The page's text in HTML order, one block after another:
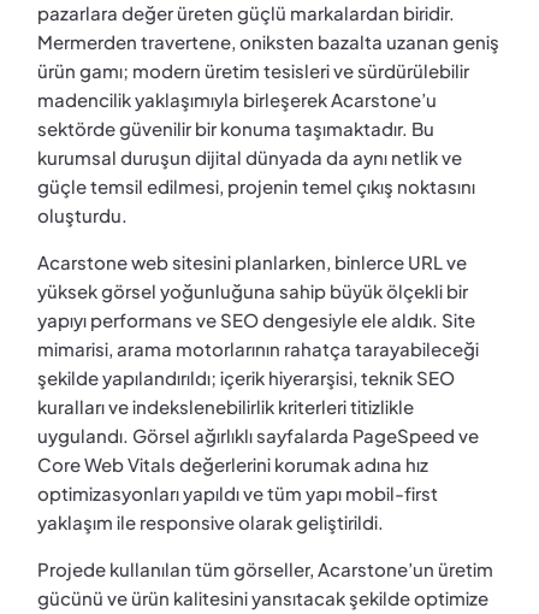
pazarlara değer üreten güçlü markalardan biridir.
Mermerden travertene, oniksten bazalta uzanan geniş
ürün gamı; modern üretim tesisleri ve sürdürülebilir
madencilik yaklaşımıyla birleşerek Acarstone’u
sektörde güvenilir bir konuma taşımaktadır. Bu
kurumsal duruşun dijital dünyada da aynı netlik ve
güçle temsil edilmesi, projenin temel çıkış noktasını
oluşturdu.
Acarstone web sitesini planlarken, binlerce URL ve
yüksek görsel yoğunluğuna sahip büyük ölçekli bir
yapıyı performans ve SEO dengesiyle ele aldık. Site
mimarisi, arama motorlarının rahatça tarayabileceği
şekilde yapılandırıldı; içerik hiyerarşisi, teknik SEO
kuralları ve indekslenebilirlik kriterleri titizlikle
uygulandı. Görsel ağırlıklı sayfalarda PageSpeed ve
Core Web Vitals değerlerini korumak adına hız
optimizasyonları yapıldı ve tüm yapı mobil-first
yaklaşım ile responsive olarak geliştirildi.
Projede kullanılan tüm görseller, Acarstone’un üretim
gücünü ve ürün kalitesini yansıtacak şekilde optimize